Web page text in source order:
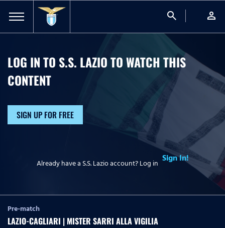
search person
LOG IN TO S.S. LAZIO TO WATCHTHIS
CONTENT
SIGN UP FOR FREE
Already have a S.S. Lazio account? Log in Sign In!
Pre-match
LAZIO-CAGLIARI | MISTER SARRI ALLA VIGILIA